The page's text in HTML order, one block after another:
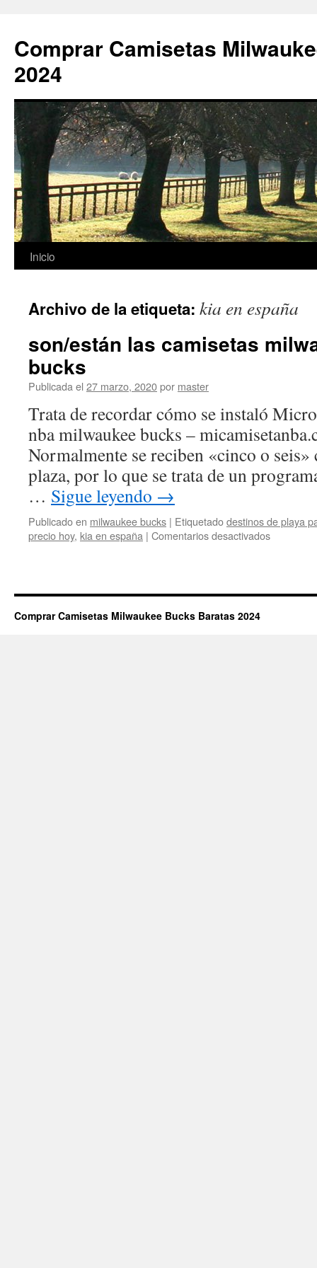
Comprar Camisetas
2024
Saltar
contenido
Inicio
Archivo de la etiqueta: kia en españa
son/están las camisetas
bucks
Publicada el 27 marzo, 2020por master
Trata de recordar cómo se instaló
nba milwaukee bucks –
Normalmente se reciben «cinco o seis»
plaza, por lo que se trata de un
… Sigue leyendo →
Publicado en milwaukee bucks | Etiquetadodestinos de playa
precio hoy, kia en españa | Comentarios desactivadosen
milwaukee
Comprar Camisetas Milwaukee Bucks Baratas 2024